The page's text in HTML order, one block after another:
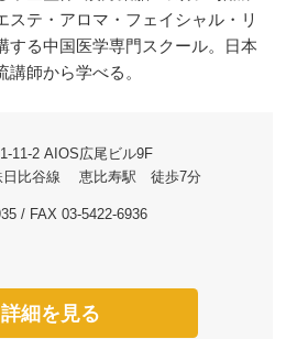
ステ・アロマ・フェイシャル・リ
する中国医学専門スクール。日本
師から学べる。
11-2 AIOS広尾ビル9F
日比谷線 恵比寿駅 徒歩7分
/ FAX 03-5422-6936
詳細を見る